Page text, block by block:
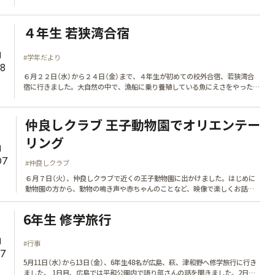
４年生 若狭湾合宿
#学年だより
６月２２日（水）から２４日（金）まで、４年生が初めての校外合宿、若狭湾合
宿に行きました。大自然の中で、漁船に乗り養殖している魚にえさをやった
深めることができました。
仲良しクラブ 王子動物園でオリエンテー
リング
#仲良しクラブ
６月７日（火）、仲良しクラブで近くの王子動物園に出かけました。はじめに
動物園の方から、動物の鳴き声や赤ちゃんのことなど、映像で楽しくお話を
6年生 修学旅行
#行事
5月11日（水）から13日（金）、6年生48名が広島、萩、津和野へ修学旅行に行き
ました。 1日目、広島では平和公園内で語り部さんの話を聞きました。2日目